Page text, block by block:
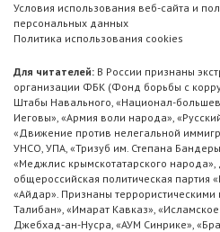
Условия использования веб-сайта и
персональных данных
Политика использования cookies
Для читателей: В России признаны
организации ФБК (Фонд борьбы с
Штабы Навального, «Национал-
Иеговы», «Армия воли народа»,
«Движение против нелегальной
УНСО, УПА, «Тризуб им. Степана
«Меджлис крымскотатарского
общероссийская политическая партия
«Айдар». Признаны
Талибан», «Имарат Кавказ»,
Джебхад-ан-Нусра, «АУМ Синрике»,